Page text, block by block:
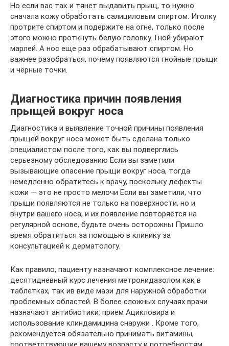
Но если вас так и тянет выдавить прыщ, то нужно
сначала кожу обработать салициловым спиртом. Иголку
протрите спиртом и подержите на огне, только после
этого можно проткнуть белую головку. Гной убирают
марлей. А нос еще раз обрабатывают спиртом. Но
важнее разобраться, почему появляются гнойные прыщи
и чёрные точки.
Диагностика причин появления
прыщей вокруг носа
Диагностика и выявление точной причины появления
прыщей вокруг носа может быть сделана только
специалистом после того, как вы подверглись
серьезному обследованию Если вы заметили
вызывающие опасение прыщи вокруг носа, тогда
немедленно обратитесь к врачу, поскольку дефекты
кожи — это не просто мелочи Если вы заметили, что
прыщи появляются не только на поверхности, но и
внутри вашего носа, и их появление повторяется на
регулярной основе, будьте очень осторожны Пришло
время обратиться за помощью в клинику за
консультацией к дерматологу.
Как правило, пациенту назначают комплексное лечение:
десятидневный курс лечения метронидазолом как в
таблетках, так ив виде мази для наружной обработки
проблемных областей. В более сложных случаях врачи
назначают антибиотики: прием Ацикловира и
использование клиндамицина снаружи . Кроме того,
рекомендуется обязательно принимать витамины,